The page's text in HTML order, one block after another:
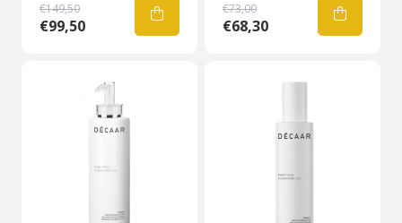
€149,50
€99,50
€73,00
€68,30